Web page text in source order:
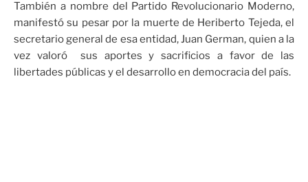
También a nombre del Partido Revolucionario Moderno,
manifestó su pesar por la muerte de Heriberto Tejeda, el
secretario general de esa entidad, Juan German, quien a la
vez valoró sus aportes y sacrificios a favor de las
libertades públicas y el desarrollo en democracia del país.